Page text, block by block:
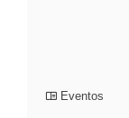
Eventos